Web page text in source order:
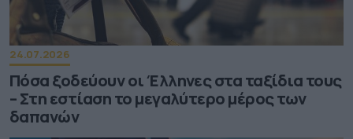
24.07.2026
Πόσα ξοδεύουν οι Έλληνες στα ταξίδια τους
– Στη εστίαση το μεγαλύτερο μέρος των
δαπανών